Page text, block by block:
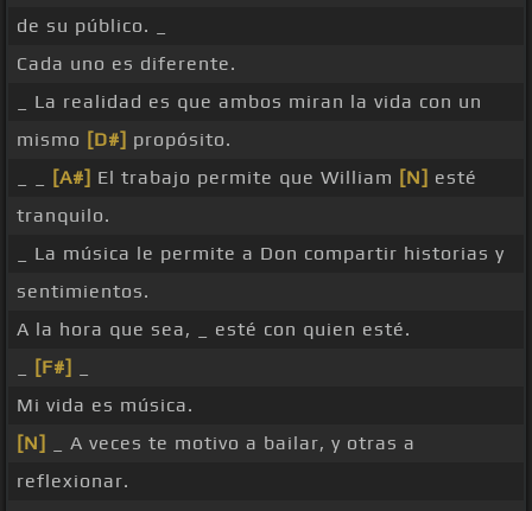
de su público. _
Cada uno es diferente.
_ La realidad es que ambos miran la vida con un
mismo [D#] propósito.
[A#] El trabajo permite que William [N] esté
tranquilo.
_ La música le permite a Don compartir historias y
sentimientos.
A la hora que sea, _ esté con quien esté.
[F#]
Mi vida es música.
[N]
_ A veces te motivo a bailar, y otras a
reflexionar.